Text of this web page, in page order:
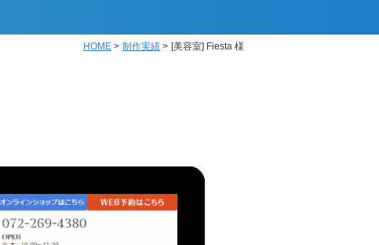
HOME > 制作実績 > [美容室] Fiesta 様